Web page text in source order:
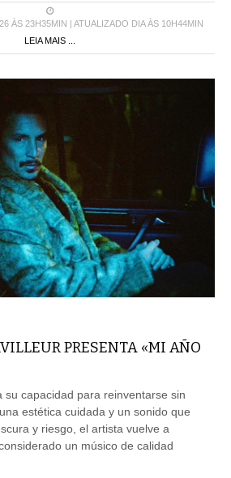
ÀS 23H35MIN | ATUALIZADO DIA ÀS 10H44MIN
LEIA MAIS ...
PRESENTA «MI AÑO
su capacidad para reinventarse sin
estética cuidada y un sonido que
y riesgo, el artista vuelve a
un músico de calidad